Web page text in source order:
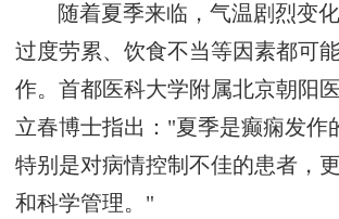
随着夏季来临，气温剧烈变
过度劳累、饮食不当等因素都可
作。首都医科大学附属北京朝阳
立春博士指出："夏季是癫痫发作
特别是对病情控制不佳的患者，
和科学管理。"